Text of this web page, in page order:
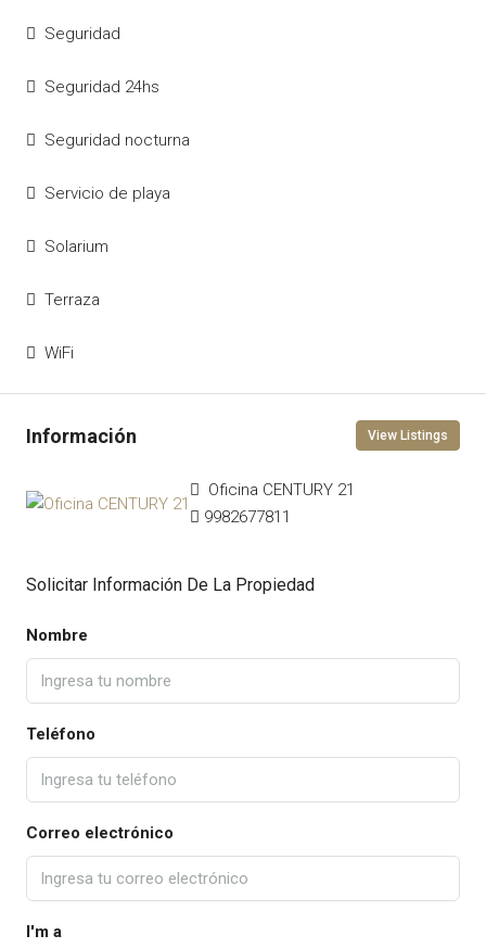
Seguridad
Seguridad 24hs
Seguridad nocturna
Servicio de playa
Solarium
Terraza
WiFi
View Listings
Oficina CENTURY 21
9982677811
Solicitar Información De La Propiedad
Nombre
Teléfono
Correo electrónico
I'm a